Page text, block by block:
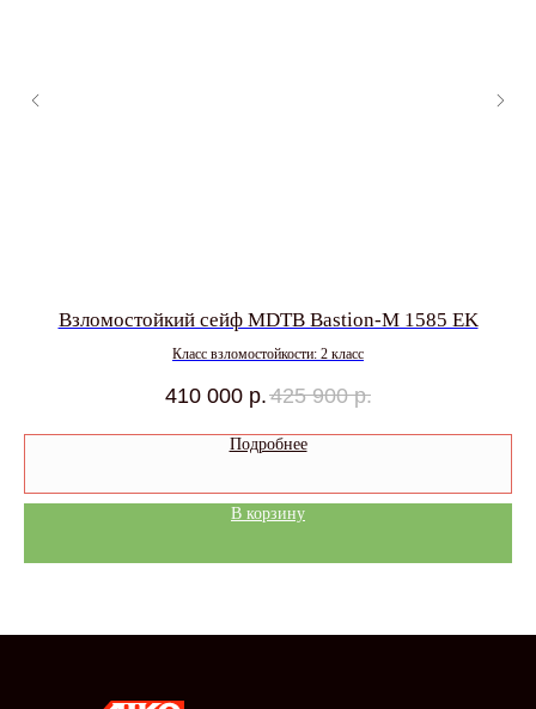
Взломостойкий сейф MDTB Bastion-M 1585 EK
Класс взломостойкости: 2 класс
410 000 р.425 900 р.
Подробнее
В корзину